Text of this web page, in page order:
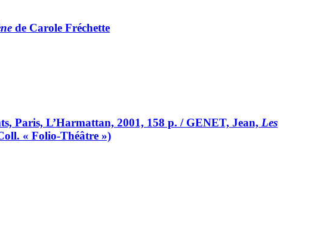
de Carole Fréchette
Paris, L’Harmattan, 2001, 158 p. / GENET, Jean, Les
« Folio-Théâtre »)